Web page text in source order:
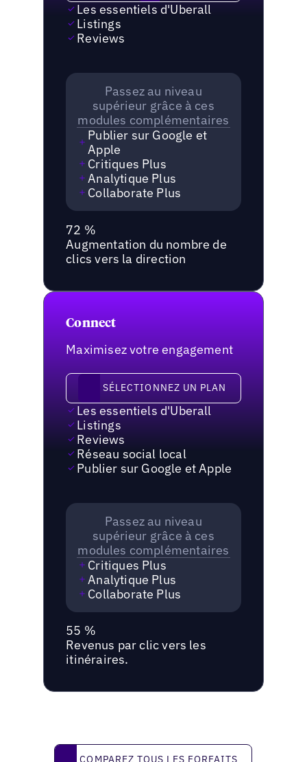
Les essentiels d'Uberall
Listings
Reviews
Passez au niveau
supérieur grâce à ces
modules complémentaires
Publier sur Google et
Apple
Critiques Plus
Analytique Plus
Collaborate Plus
72 %
Augmentation du nombre de
clics vers la direction
Connect
Maximisez votre engagement
Sélectionnez un plan
SÉLECTIONNEZ UN PLAN
Les essentiels d'Uberall
Listings
Reviews
Réseau social local
Publier sur Google et Apple
Passez au niveau
supérieur grâce à ces
modules complémentaires
Critiques Plus
Analytique Plus
Collaborate Plus
55 %
Revenus par clic vers les
itinéraires.
Comparez tous les forfaits
COMPAREZ TOUS LES FORFAITS